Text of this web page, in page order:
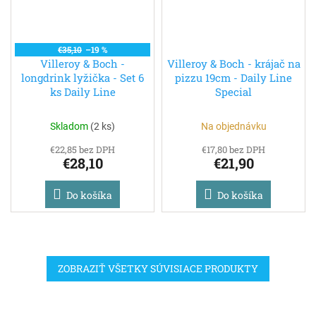
€35,10 –19 %
Villeroy & Boch -
longdrink lyžička - Set 6
ks Daily Line
Skladom (2 ks)
€22,85 bez DPH
€28,10
Do košíka
Villeroy & Boch - krájač na
pizzu 19cm - Daily Line
Special
Na objednávku
€17,80 bez DPH
€21,90
Do košíka
ZOBRAZIŤ VŠETKY SÚVISIACE PRODUKTY